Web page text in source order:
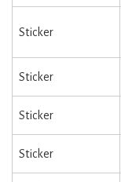
Sticker
Sticker
Sticker
Sticker